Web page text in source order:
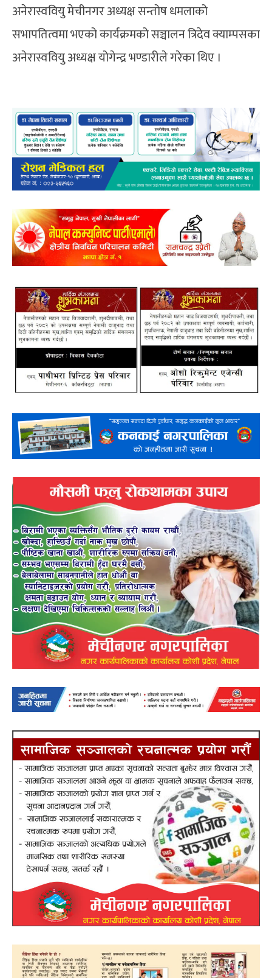
अनेरास्ववियु मेचीनगर अध्यक्ष सन्तोष धमलाको
सभापतित्वमा भएको कार्यक्रमको सञ्चालन त्रिदेव क्याम्पसका
अनेरास्ववियु अध्यक्ष योगेन्द्र भण्डारीले गरेका थिए ।